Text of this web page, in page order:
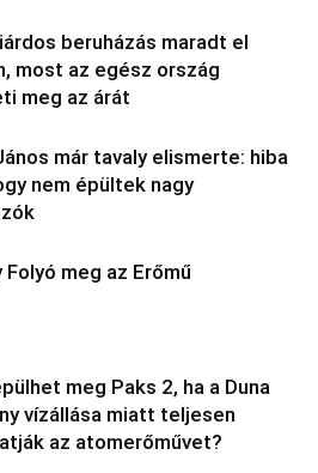
beruházás maradt el
most az egész ország
meg az árát
már tavaly elismerte: hiba
nem épültek nagy
Folyó meg az Erőmű
meg Paks 2, ha a Duna
vízállása miatt teljesen
az atomerőművet?